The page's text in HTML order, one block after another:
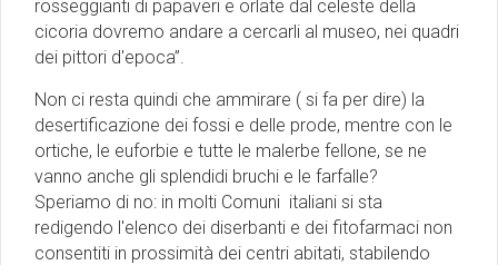
rosseggianti di papaveri e orlate dal celeste della
cicoria dovremo andare a cercarli al museo, nei quadri
dei pittori d'epoca”.
Non ci resta quindi che ammirare ( si fa per dire) la
desertificazione dei fossi e delle prode, mentre con le
ortiche, le euforbie e tutte le malerbe fellone, se ne
vanno anche gli splendidi bruchi e le farfalle?
Speriamo di no: in molti Comuni italiani si sta
redigendo l'elenco dei diserbanti e dei fitofarmaci non
consentiti in prossimità dei centri abitati, stabilendo